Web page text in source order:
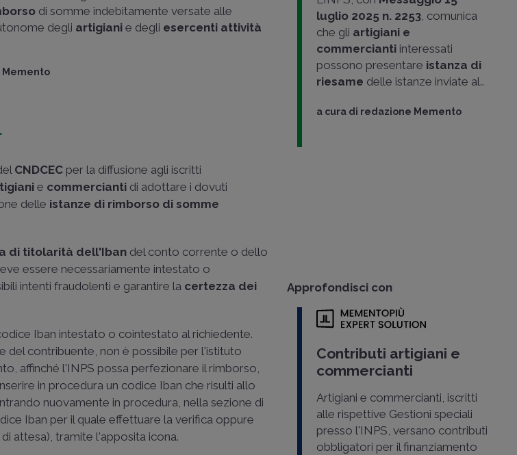
di somme indebitamente versate alle
degli artigiani e degli esercenti attività
CNDCEC per la diffusione agli iscritti
e commercianti di adottare i dovuti
delle istanze di rimborso di somme
di titolarità dell'Iban del conto corrente o dello
essere necessariamente intestato o
intenti fraudolenti e garantire la certezza dei
Iban intestato o cointestato al richiedente.
del contribuente, non è possibile per l'istituto
affinché l'INPS possa perfezionare il rimborso,
in procedura un codice Iban che risulti allo
nuovamente in procedura, nella sezione di
Iban per il quale effettuare la verifica oppure
attesa), tramite l'apposita icona.
luglio 2025 n. 2253, comunica
che gli artigiani e
commerciantiinteressati
possono presentare istanza di
riesame delle istanze inviate al..
a cura di redazione Memento
Approfondisci con
Contributi artigiani e
commercianti
Artigiani e commercianti, iscritti
alle rispettive Gestioni speciali
presso l'INPS, versano contributi
obbligatori per il finanziamento